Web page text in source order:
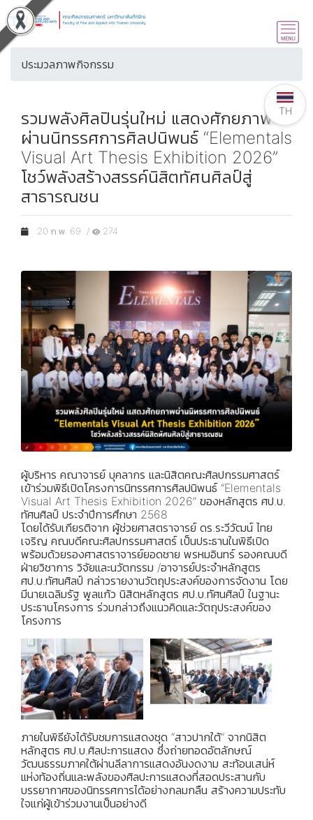
ประมวลภาพกิจกรรม
รวมพลังศิลปินรุ่นใหม่ แสดงศักยภาพ
ผ่านนิทรรศการศิลปนิพนธ์ “Elementals
Visual Art Thesis Exhibition 2026”
โชว์พลังสร้างสรรค์นิสิตทัศนศิลป์สู่
สาธารณชน
20 ก.พ. 69 / 274
ผู้บริหาร คณาจารย์ บุคลากร และนิสิตคณะศิลปกรรมศาสตร์
เข้าร่วมพิธีเปิดโครงการนิทรรศการศิลปนิพนธ์ “Elementals
Visual Art Thesis Exhibition 2026” ของหลักสูตร ศป.บ.
ทัศนศิลป์ ประจำปีการศึกษา 2568
โดยได้รับเกียรติจาก ผู้ช่วยศาสตราจารย์ ดร.ระวีวัฒน์ ไทย
เจริญ คณบดีคณะศิลปกรรมศาสตร์ เป็นประธานในพิธีเปิด
พร้อมด้วยรองศาสตราจารย์ยอดชาย พรหมอินทร์ รองคณบดี
ฝ่ายวิชาการ วิจัยและนวัตกรรม /อาจารย์ประจำหลักสูตร
ศป.บ.ทัศนศิลป์ กล่าวรายงานวัตถุประสงค์ของการจัดงาน โดย
มีนายเฉลิมรัฐ พูลแก้ว นิสิตหลักสูตร ศป.บ.ทัศนศิลป์ ในฐานะ
ประธานโครงการ ร่วมกล่าวถึงแนวคิดและวัตถุประสงค์ของ
โครงการ
ภายในพิธียังได้รับชมการแสดงชุด “สาวปากใต้” จากนิสิต
หลักสูตร ศป.บ.ศิลปะการแสดง ซึ่งถ่ายทอดอัตลักษณ์
วัฒนธรรมภาคใต้ผ่านลีลาการแสดงอันงดงาม สะท้อนเสน่ห์
แห่งท้องถิ่นและพลังของศิลปะการแสดงที่สอดประสานกับ
บรรยากาศของนิทรรศการได้อย่างกลมกลืน สร้างความประทับ
ใจแก่ผู้เข้าร่วมงานเป็นอย่างดี
TH